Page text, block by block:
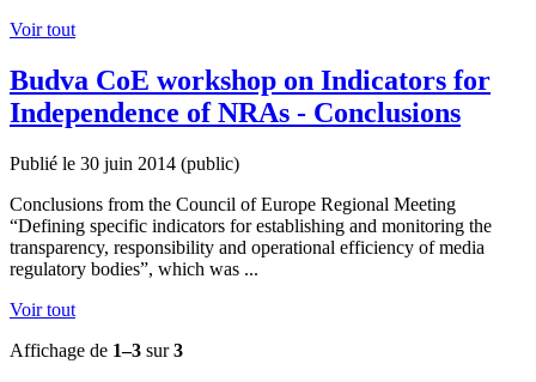
Voir tout
Budva CoE workshop on Indicators for
Independence of NRAs - Conclusions
Publié le 30 juin 2014 (public)
Conclusions from the Council of Europe Regional Meeting
“Defining specific indicators for establishing and monitoring the
transparency, responsibility and operational efficiency of media
regulatory bodies”, which was ...
Voir tout
Affichage de 1–3 sur3